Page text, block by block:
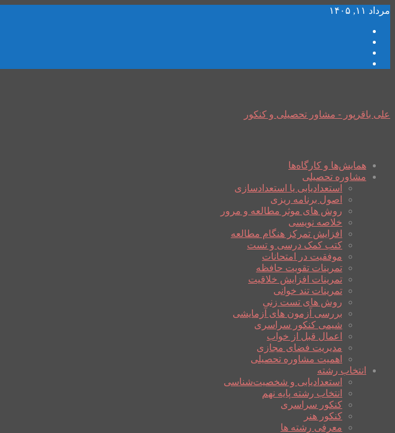
مرداد ۱۱, ۱۴۰۵
علی باقرپور - مشاور تحصیلی و کنکور
همایش‌ها و کارگاه‌ها
مشاوره تحصیلی
استعدادیابی یا استعدادسازی
اصول برنامه ریزی
روش های موثر مطالعه و مرور
خلاصه نویسی
افزایش تمرکز هنگام مطالعه
کتب کمک درسی و تست
موفقیت در امتحانات
تمرینات تقویت حافظه
تمرینات افزایش خلاقیت
تمرینات تند خوانی
روش های تست زنی
بررسی آزمون های آزمایشی
شیمی کنکور سراسری
اعمال قبل از خواب
مدیریت فضای مجازی
اهمیت مشاوره تحصیلی
انتخاب رشته
استعدادیابی و شخصیت‌شناسی
انتخاب رشته پایه نهم
کنکور سراسری
کنکور هنر
معرفی رشته ها